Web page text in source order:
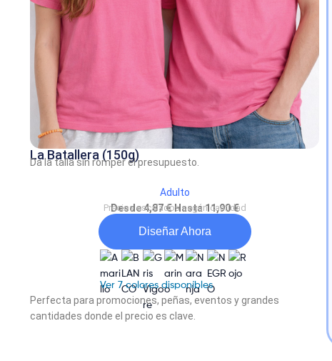
La Batallera (150g)
Da la talla sin romper el presupuesto.
Adulto
Desde 4,87 € Hasta 11,90 €
Precios escalados según cantidad
Diseñar Ahora
Ver 7 colores disponíbles
Perfecta para promociones, peñas, eventos y grandes
cantidades donde el precio es clave.